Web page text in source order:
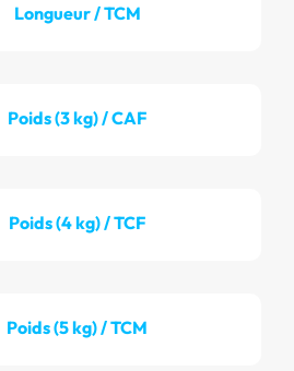
Longueur / TCM
Poids (3 kg) / CAF
Poids (4 kg) / TCF
Poids (5 kg) / TCM